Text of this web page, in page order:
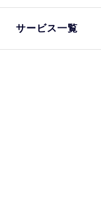
サービス一覧